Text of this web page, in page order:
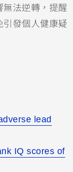
無法逆轉，提醒
引發個人健康疑
lead
IQ scores of